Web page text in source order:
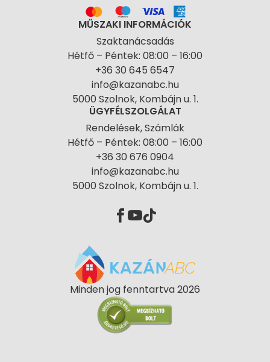
MŰSZAKI INFORMÁCIÓK
Szaktanácsadás
Hétfő – Péntek: 08:00 – 16:00
+36 30 645 6547
info@kazanabc.hu
5000 Szolnok, Kombájn u. 1.
ÜGYFÉLSZOLGÁLAT
Rendelések, Számlák
Hétfő – Péntek: 08:00 – 16:00
+36 30 676 0904
info@kazanabc.hu
5000 Szolnok, Kombájn u. 1.
Minden jog fenntartva 2026